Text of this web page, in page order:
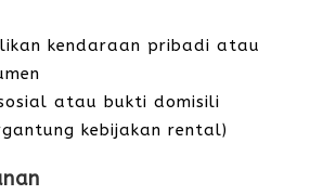
kendaraan pribadi atau
atau bukti domisili
kebijakan rental)